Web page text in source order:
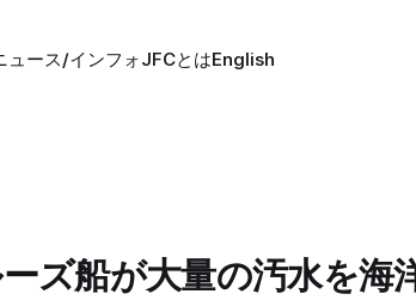
ュース/インフォJFCとはEnglish
ズ船が大量の汚水を海